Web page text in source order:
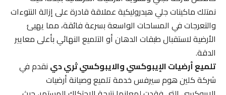
نمتلك ماكينات جلي هيدروليكية عملاقة قادرة على إزالة النتوءات
والتعرجات في المساحات الواسعة بسرعة فائقة، مما يهيئ
الأرضية لاستقبال طبقات الدهان أو التلميع النهائي بأعلى معايير
الدقة.
تلميع أرضيات الإيبوكسي والايبوكسي ثري دينقدم في
شركة كلين هوم سيرفس خدمة تلميع وصيانة أرضيات